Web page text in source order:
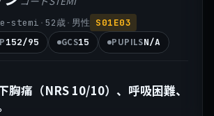
stemi · 52歳· 男性 S01E03
152/95 GCS15 PUPILSN/A
胸痛（NRS 10/10）、呼吸困難、